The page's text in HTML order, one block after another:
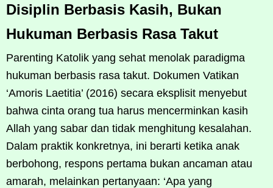
Disiplin Berbasis Kasih, Bukan
Hukuman Berbasis Rasa Takut
Parenting Katolik yang sehat menolak paradigma
hukuman berbasis rasa takut. Dokumen Vatikan
‘Amoris Laetitia’ (2016) secara eksplisit menyebut
bahwa cinta orang tua harus mencerminkan kasih
Allah yang sabar dan tidak menghitung kesalahan.
Dalam praktik konkretnya, ini berarti ketika anak
berbohong, respons pertama bukan ancaman atau
amarah, melainkan pertanyaan: ‘Apa yang